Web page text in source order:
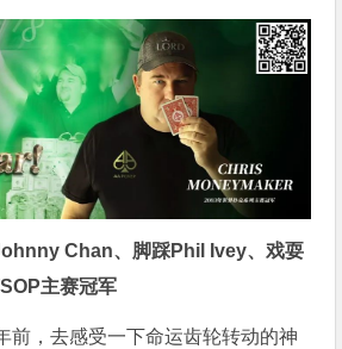
Chan、脚踩Phil Ivey、戏耍
主赛冠军
前，去感受一下命运齿轮转动的神